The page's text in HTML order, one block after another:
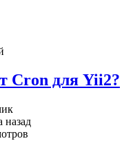
Cron для Yii2?
назад